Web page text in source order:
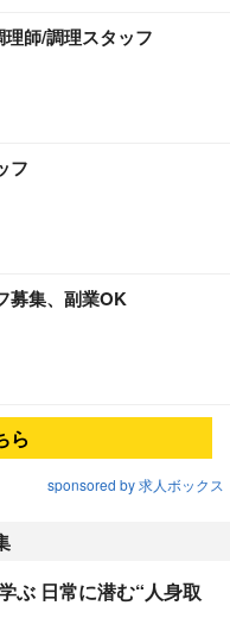
師/調理スタッフ
フ
募集、副業OK
ら
sponsored by 求人ボックス
ぶ 日常に潜む“人身取